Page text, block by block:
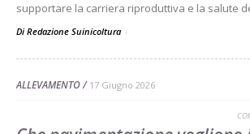
supportare la carriera riproduttiva e la salute
Di Redazione Suinicoltura -
ALLEVAMENTO 17 Giugno 2026